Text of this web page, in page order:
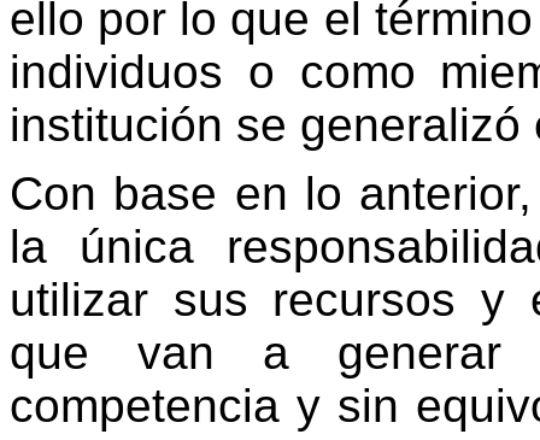
ello por lo que el
individuos o como
institución se
Con base en lo
la única
utilizar sus recursos y
que van a generar
competencia y sin